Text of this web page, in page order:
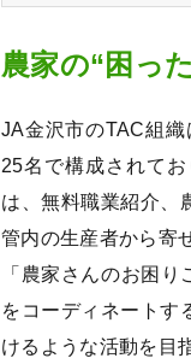
農家の“困っ
JA金沢市のTAC組織
25名で構成されて
は、無料職業紹介、
管内の生産者から寄
「農家さんのお困
をコーディネートす
けるような活動を目